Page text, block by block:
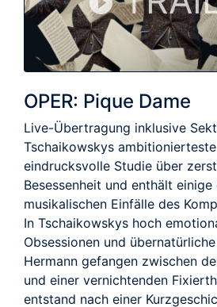
OPER: Pique Dame
Live-Übertragung inklusive
Tschaikowskys
eindrucksvolle Studie über
Besessenheit und enthält
musikalischen Einfälle des
In Tschaikowskys hoch
Obsessionen und
Hermann gefangen zwischen
und einer vernichtenden
entstand nach einer